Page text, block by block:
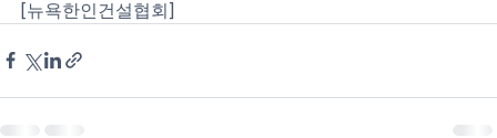
[뉴욕한인건설협회]